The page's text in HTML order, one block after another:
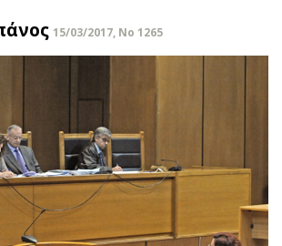
15/03/2017, No 1265